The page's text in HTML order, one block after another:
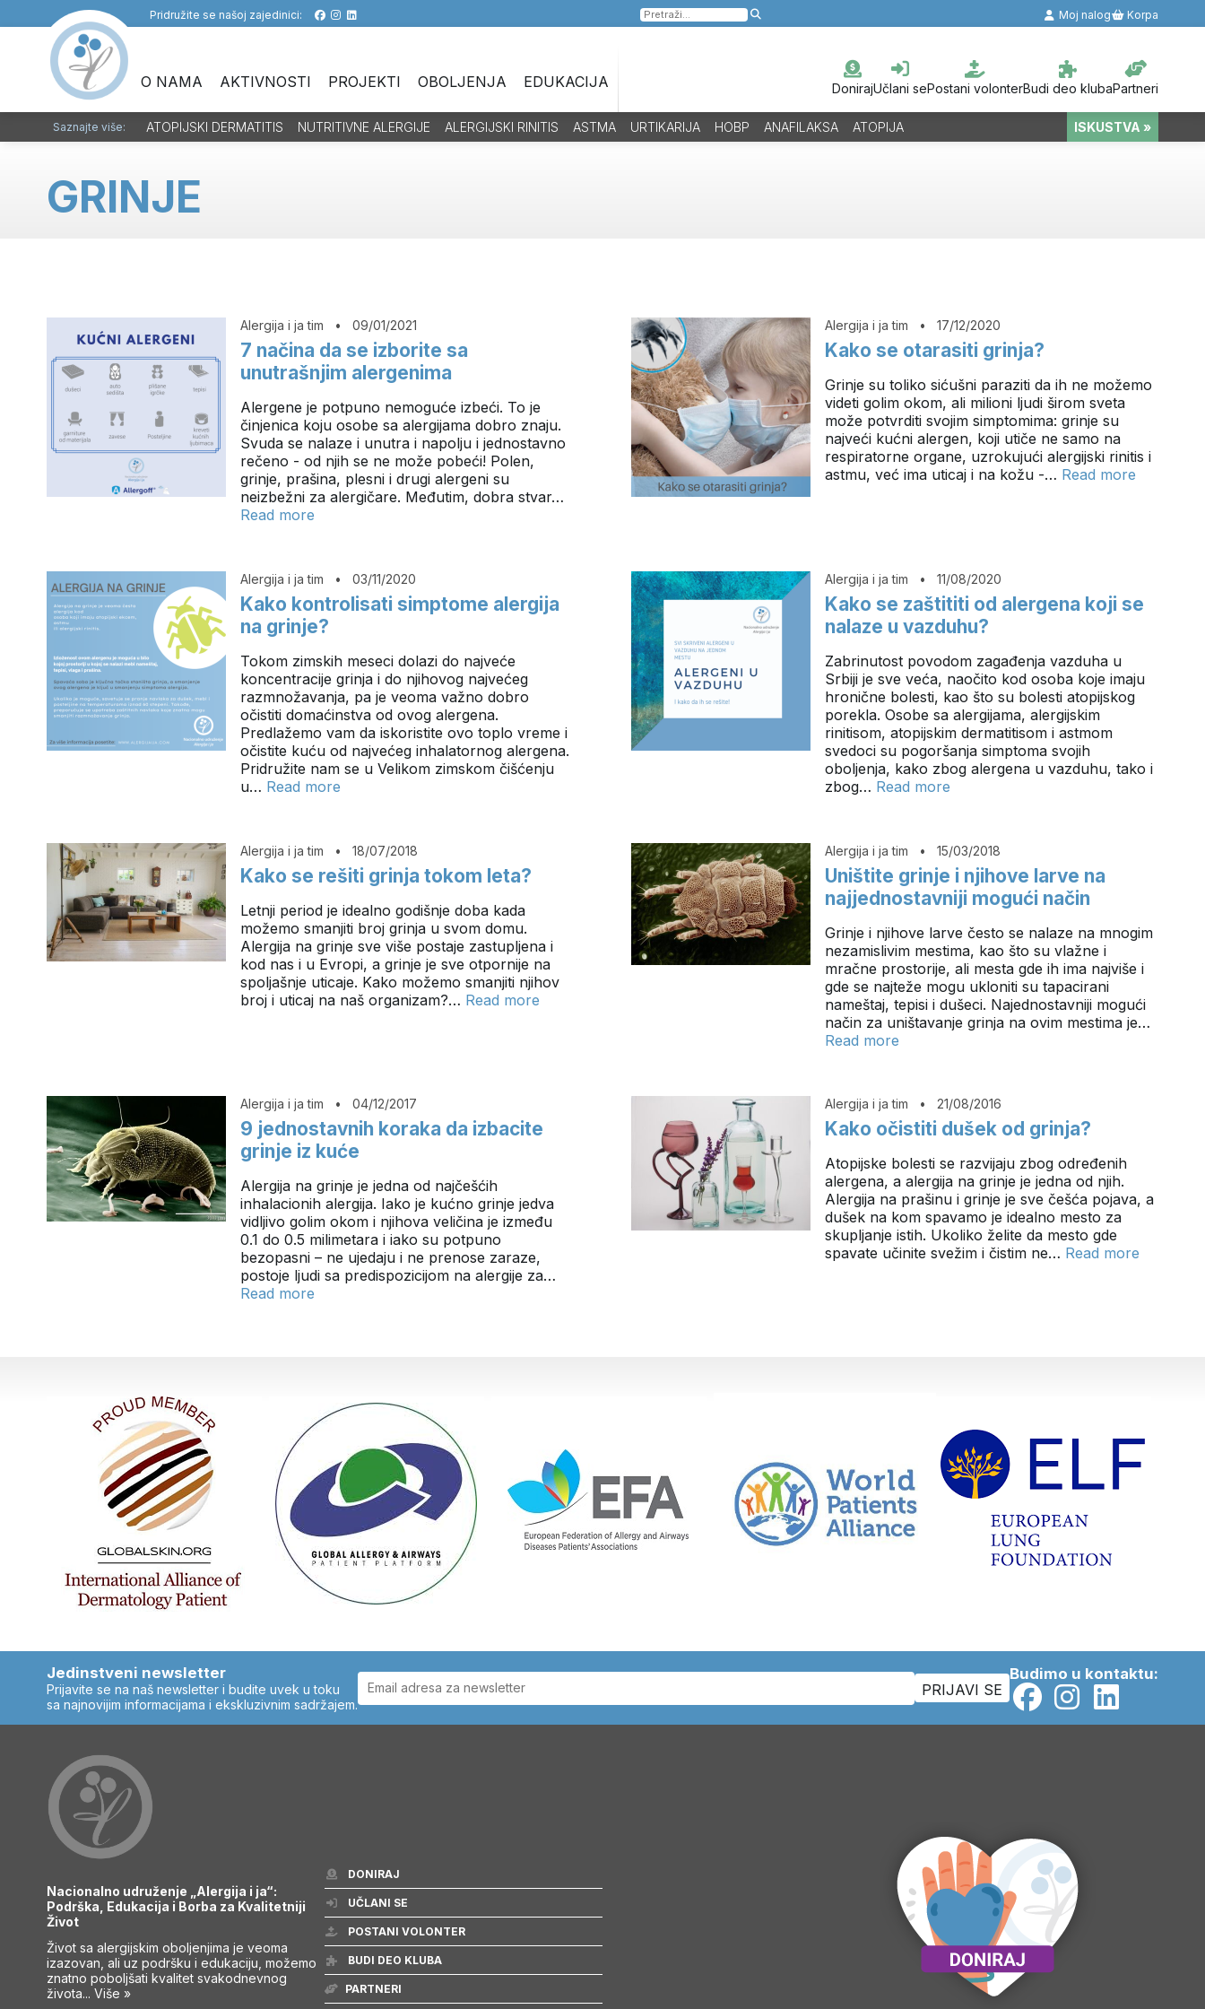
Pridružite se našoj zajedinici:
Pretraga
za:
Moj nalog Korpa
O NAMA AKTIVNOSTI PROJEKTI OBOLJENJA EDUKACIJA DonirajUčlani sePostani volonterBudi deo klubaPartneri
Saznajte više: ATOPIJSKI DERMATITIS NUTRITIVNE ALERGIJE ALERGIJSKI RINITIS ASTMA URTIKARIJA HOBP ANAFILAKSA ATOPIJA ISKUSTVA »
GRINJE
Alergija i ja tim • 09/01/2021
7 načina da se izborite sa
unutrašnjim alergenima
Alergene je potpuno nemoguće izbeći. To je
činjenica koju osobe sa alergijama dobro znaju.
Svuda se nalaze i unutra i napolju i jednostavno
rečeno - od njih se ne može pobeći! Polen,
grinje, prašina, plesni i drugi alergeni su
neizbežni za alergičare. Međutim, dobra stvar…
Read more
Alergija i ja tim • 17/12/2020
Kako se otarasiti grinja?
Grinje su toliko sićušni paraziti da ih ne možemo
videti golim okom, ali milioni ljudi širom sveta
može potvrditi svojim simptomima: grinje su
najveći kućni alergen, koji utiče ne samo na
respiratorne organe, uzrokujući alergijski rinitis i
astmu, već ima uticaj i na kožu -… Read more
Alergija i ja tim • 03/11/2020
Kako kontrolisati simptome alergija
na grinje?
Tokom zimskih meseci dolazi do najveće
koncentracije grinja i do njihovog najvećeg
razmnožavanja, pa je veoma važno dobro
očistiti domaćinstva od ovog alergena.
Predlažemo vam da iskoristite ovo toplo vreme i
očistite kuću od najvećeg inhalatornog alergena.
Pridružite nam se u Velikom zimskom čišćenju
u… Read more
Alergija i ja tim • 11/08/2020
Kako se zaštititi od alergena koji se
nalaze u vazduhu?
Zabrinutost povodom zagađenja vazduha u
Srbiji je sve veća, naočito kod osoba koje imaju
hronične bolesti, kao što su bolesti atopijskog
porekla. Osobe sa alergijama, alergijskim
rinitisom, atopijskim dermatitisom i astmom
svedoci su pogoršanja simptoma svojih
oboljenja, kako zbog alergena u vazduhu, tako i
zbog… Read more
Alergija i ja tim • 18/07/2018
Kako se rešiti grinja tokom leta?
Letnji period je idealno godišnje doba kada
možemo smanjiti broj grinja u svom domu.
Alergija na grinje sve više postaje zastupljena i
kod nas i u Evropi, a grinje je sve otpornije na
spoljašnje uticaje. Kako možemo smanjiti njihov
broj i uticaj na naš organizam?… Read more
Alergija i ja tim • 15/03/2018
Uništite grinje i njihove larve na
najjednostavniji mogući način
Grinje i njihove larve često se nalaze na mnogim
nezamislivim mestima, kao što su vlažne i
mračne prostorije, ali mesta gde ih ima najviše i
gde se najteže mogu ukloniti su tapacirani
nameštaj, tepisi i dušeci. Najednostavniji mogući
način za uništavanje grinja na ovim mestima je…
Read more
Alergija i ja tim • 04/12/2017
9 jednostavnih koraka da izbacite
grinje iz kuće
Alergija na grinje je jedna od najčešćih
inhalacionih alergija. Iako je kućno grinje jedva
vidljivo golim okom i njihova veličina je između
0.1 do 0.5 milimetara i iako su potpuno
bezopasni – ne ujedaju i ne prenose zaraze,
postoje ljudi sa predispozicijom na alergije za…
Read more
Alergija i ja tim • 21/08/2016
Kako očistiti dušek od grinja?
Atopijske bolesti se razvijaju zbog određenih
alergena, a alergija na grinje je jedna od njih.
Alergija na prašinu i grinje je sve češća pojava, a
dušek na kom spavamo je idealno mesto za
skupljanje istih. Ukoliko želite da mesto gde
spavate učinite svežim i čistim ne… Read more
Jedinstveni newsletter
Prijavite se na naš newsletter i budite uvek u toku
sa najnovijim informacijama i ekskluzivnim sadržajem.
Budimo u kontaktu:
Nacionalno udruženje „Alergija i ja“:
Podrška, Edukacija i Borba za Kvalitetniji
Život
Život sa alergijskim oboljenjima je veoma
izazovan, ali uz podršku i edukaciju, možemo
znatno poboljšati kvalitet svakodnevnog
života... Više »
DONIRAJ
UČLANI SE
POSTANI VOLONTER
BUDI DEO KLUBA
PARTNERI